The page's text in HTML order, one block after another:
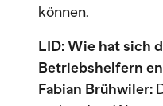
können.
LID: Wie hat sich
Betriebshelfern
Fabian Brühwiler: